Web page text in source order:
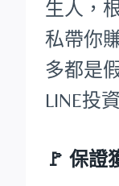
生人，
私帶你
多都是
LINE投
🚩 保證